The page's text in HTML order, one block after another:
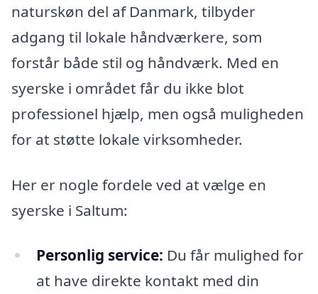
naturskøn del af Danmark, tilbyder
adgang til lokale håndværkere, som
forstår både stil og håndværk. Med en
syerske i området får du ikke blot
professionel hjælp, men også muligheden
for at støtte lokale virksomheder.
Her er nogle fordele ved at vælge en
syerske i Saltum:
Personlig service: Du får mulighed for
at have direkte kontakt med din